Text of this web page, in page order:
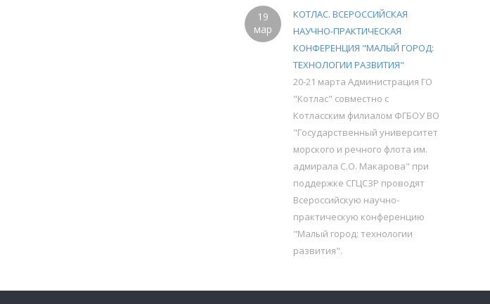
19
мар
КОТЛАС. ВСЕРОССИЙСКАЯ
НАУЧНО-ПРАКТИЧЕСКАЯ
КОНФЕРЕНЦИЯ "МАЛЫЙ ГОРОД:
ТЕХНОЛОГИИ РАЗВИТИЯ"
20-21 марта Администрация ГО
"Котлас" совместно с
Котласским филиалом ФГБОУ ВО
"Государственный университет
морского и речного флота им.
адмирала С.О. Макарова" при
поддержке СГЦСЗР проводят
Всероссийскую научно-
практическую конференцию
"Малый город: технологии
развития".